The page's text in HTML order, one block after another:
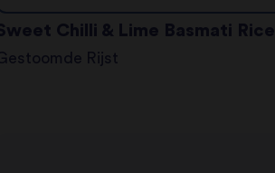
Chilli & Lime Basmati Rice
Gestoomde Rijst